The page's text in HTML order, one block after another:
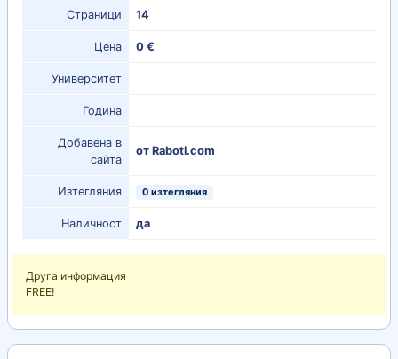
Страници 14
Цена 0 €
Университет
Година
Добавена в
сайта
от Raboti.com
Изтегляния 0 изтегляния
Наличност да
Друга информация
FREE!